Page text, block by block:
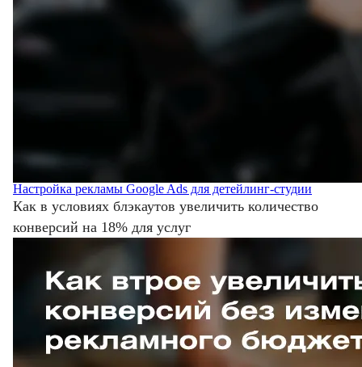
Настройка рекламы Google Ads для детейлинг-студии
Как в условиях блэкаутов увеличить количество
конверсий на 18% для услуг